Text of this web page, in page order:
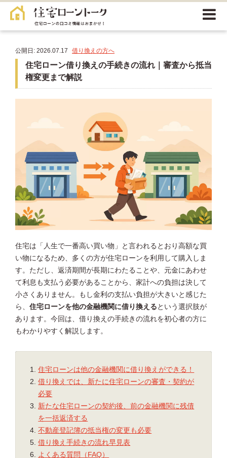
公開日: 2026.07.17 借り換えの方へ
住宅ローン借り換えの手続きの流れ｜審査から抵当
権変更まで解説
住宅は「人生で一番高い買い物」と言われるとおり高額な買
い物になるため、多くの方が住宅ローンを利用して購入しま
す。ただし、返済期間が長期にわたることや、元金にあわせ
て利息も支払う必要があることから、家計への負担は決して
小さくありません。もし金利の支払い負担が大きいと感じた
ら、 住宅ローンを他の金融機関に借り換える という選択肢が
あります。今回は、借り換えの手続きの流れを初心者の方に
もわかりやすく解説します。
住宅ローンは他の金融機関に借り換えができる！
借り換えでは、新たに住宅ローンの審査・契約が
必要
新たな住宅ローンの契約後、前の金融機関に残債
を一括返済する
不動産登記簿の抵当権の変更も必要
借り換え手続きの流れ早見表
よくある質問（FAQ）